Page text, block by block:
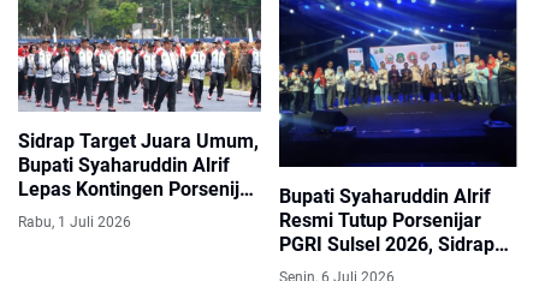
Sidrap Target Juara Umum,
Bupati Syaharuddin Alrif
Lepas Kontingen Porsenijar
PGRI Sulsel 2026
Rabu, 1 Juli 2026
Bupati Syaharuddin Alrif
Resmi Tutup Porsenijar
PGRI Sulsel 2026, Sidrap
Sukses Jadi Tuan Rumah
Senin, 6 Juli 2026